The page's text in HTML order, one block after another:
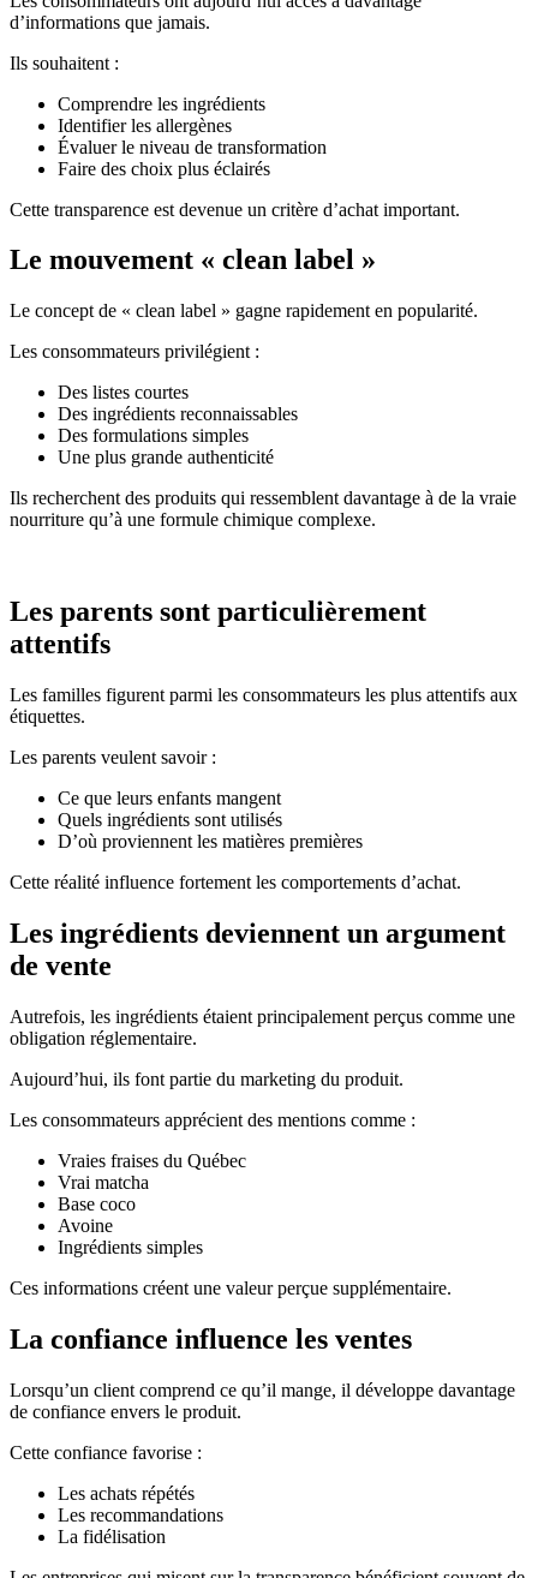
d’informations que jamais.
Ils souhaitent :
Comprendre les ingrédients
Identifier les allergènes
Évaluer le niveau de transformation
Faire des choix plus éclairés
Cette transparence est devenue un critère d’achat important.
Le mouvement « clean label »
Le concept de « clean label » gagne rapidement en popularité.
Les consommateurs privilégient :
Des listes courtes
Des ingrédients reconnaissables
Des formulations simples
Une plus grande authenticité
Ils recherchent des produits qui ressemblent davantage à de la vraie
nourriture qu’à une formule chimique complexe.
Les parents sont particulièrement
attentifs
Les familles figurent parmi les consommateurs les plus attentifs aux
étiquettes.
Les parents veulent savoir :
Ce que leurs enfants mangent
Quels ingrédients sont utilisés
D’où proviennent les matières premières
Cette réalité influence fortement les comportements d’achat.
Les ingrédients deviennent un argument
de vente
Autrefois, les ingrédients étaient principalement perçus comme une
obligation réglementaire.
Aujourd’hui, ils font partie du marketing du produit.
Les consommateurs apprécient des mentions comme :
Vraies fraises du Québec
Vrai matcha
Base coco
Avoine
Ingrédients simples
Ces informations créent une valeur perçue supplémentaire.
La confiance influence les ventes
Lorsqu’un client comprend ce qu’il mange, il développe davantage
de confiance envers le produit.
Cette confiance favorise :
Les achats répétés
Les recommandations
La fidélisation